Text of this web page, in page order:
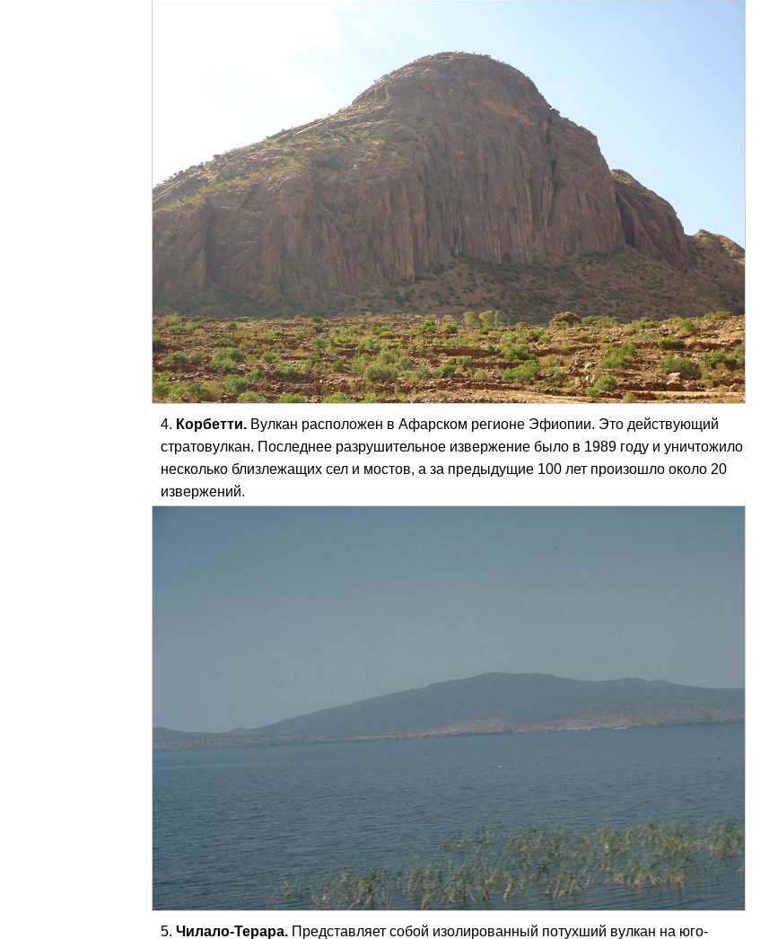
Корбетти. Вулкан расположен в Афарском регионе Эфиопии. Это действующий
стратовулкан. Последнее разрушительное извержение было в 1989 году и уничтожило
несколько близлежащих сел и мостов, а за предыдущие 100 лет произошло около 20
извержений.
Чилало-Терара. Представляет собой изолированный потухший вулкан на юго-